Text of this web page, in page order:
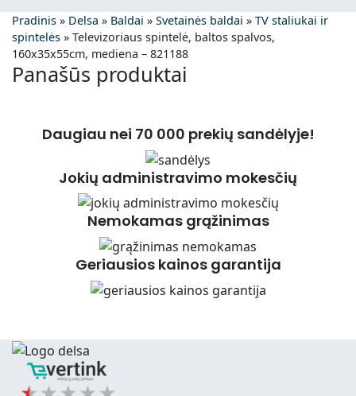
Pradinis » Delsa » Baldai » Svetainės baldai » TV staliukai ir
spintelės » Televizoriaus spintelė, baltos spalvos,
160x35x55cm, mediena – 821188
Panašūs produktai
Daugiau nei 70 000 prekių sandėlyje!
Jokių administravimo mokesčių
Nemokamas grąžinimas
Geriausios kainos garantija